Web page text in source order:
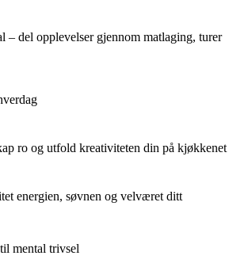
– del opplevelser gjennom matlaging, turer
ro og utfold kreativiteten din på kjøkkenet
energien, søvnen og velværet ditt
mental trivsel